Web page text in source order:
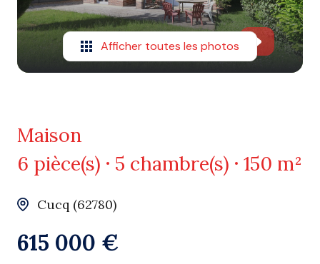
Afficher toutes les photos
Maison
6 pièce(s)
5 chambre(s) 150 m²
Cucq (62780)
615 000 €